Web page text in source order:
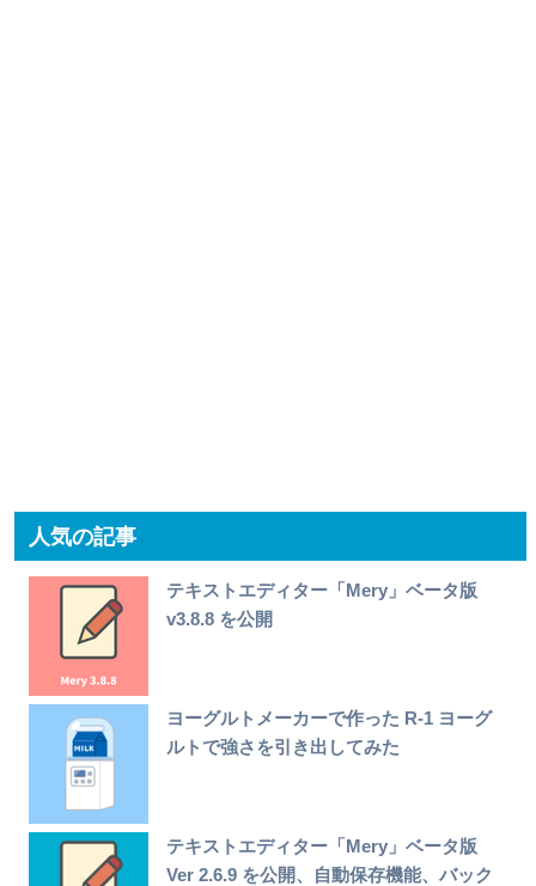
人気の記事
テキストエディター「Mery」ベータ版
v3.8.8 を公開
ヨーグルトメーカーで作った R-1 ヨーグ
ルトで強さを引き出してみた
テキストエディター「Mery」ベータ版
Ver 2.6.9 を公開、自動保存機能、バック